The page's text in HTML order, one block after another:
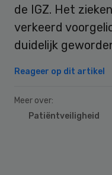
de IGZ. Het
verkeerd
duidelijk
Reageer op dit artikel
Meer over:
Patiëntveiligheid